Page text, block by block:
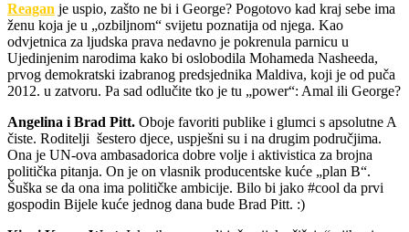
Reagan je uspio, zašto ne bi i George? Pogotovo kad kraj sebe ima
ženu koja je u „ozbiljnom“ svijetu poznatija od njega. Kao
odvjetnica za ljudska prava nedavno je pokrenula parnicu u
Ujedinjenim narodima kako bi oslobodila Mohameda Nasheeda,
prvog demokratski izabranog predsjednika Maldiva, koji je od puča
2012. u zatvoru. Pa sad odlučite tko je tu „power“: Amal ili George?
Angelina i Brad Pitt. Oboje favoriti publike i glumci s apsolutne A
čiste. Roditelji šestero djece, uspješni su i na drugim područjima.
Ona je UN-ova ambasadorica dobre volje i aktivistica za brojna
politička pitanja. On je on vlasnik producentske kuće „plan B“.
Šuška se da ona ima političke ambicije. Bilo bi jako #cool da prvi
gospodin Bijele kuće jednog dana bude Brad Pitt. :)